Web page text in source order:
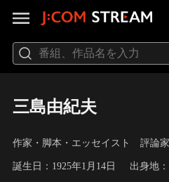
三島由紀夫
作家・脚本・エッセイスト 評論家
誕生日：1925年1月14日 出身地